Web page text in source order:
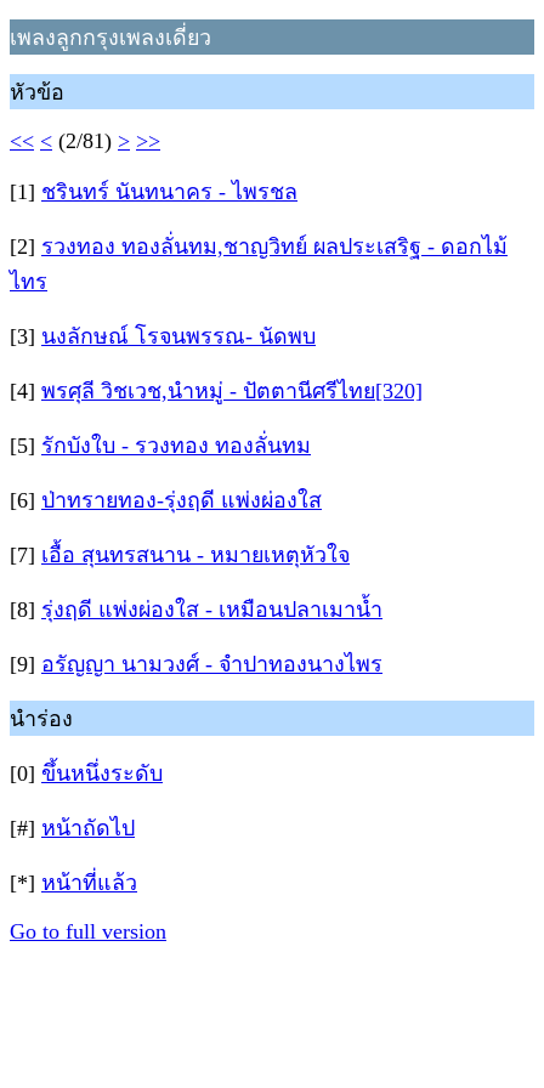
เพลงลูกกรุงเพลงเดี่ยว
หัวข้อ
<< < (2/81) > >>
[1] ชรินทร์ นันทนาคร - ไพรชล
[2] รวงทอง ทองลั่นทม,ชาญวิทย์ ผลประเสริฐ - ดอกไม้
ไทร
[3] นงลักษณ์ โรจนพรรณ- นัดพบ
[4] พรศุลี วิชเวช,นำหมู่ - ปัตตานีศรีไทย[320]
[5] รักบังใบ - รวงทอง ทองลั่นทม
[6] ป่าทรายทอง-รุ่งฤดี แพ่งผ่องใส
[7] เอื้อ สุนทรสนาน - หมายเหตุหัวใจ
[8] รุ่งฤดี แพ่งผ่องใส - เหมือนปลาเมาน้ำ
[9] อรัญญา นามวงศ์ - จำปาทองนางไพร
นำร่อง
[0] ขึ้นหนึ่งระดับ
[#] หน้าถัดไป
[*] หน้าที่แล้ว
Go to full version